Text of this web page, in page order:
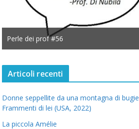
Perle dei prof #56
Articoli recenti
Donne seppellite da una montagna di bugie
Frammenti di lei (USA, 2022)
La piccola Amélie